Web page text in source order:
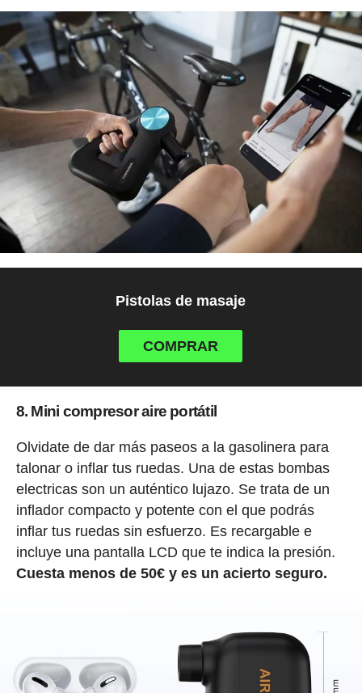
Pistolas de masaje
COMPRAR
8. Mini compresor aire portátil
Olvidate de dar más paseos a la gasolinera para
talonar o inflar tus ruedas. Una de estas bombas
electricas son un auténtico lujazo. Se trata de un
inflador compacto y potente con el que podrás
inflar tus ruedas sin esfuerzo. Es recargable e
incluye una pantalla LCD que te indica la presión.
Cuesta menos de 50€ y es un acierto seguro.